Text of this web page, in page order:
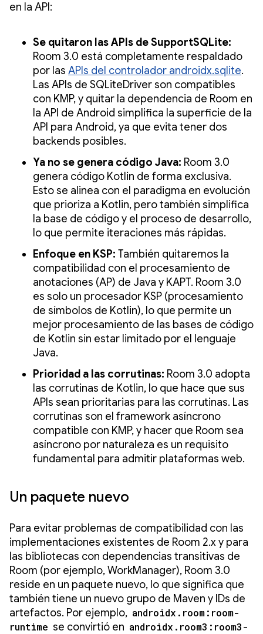
en la API:
Se quitaron las APIs de SupportSQLite:
Room 3.0 está completamente respaldado
por las APIs del controlador androidx.sqlite.
Las APIs de SQLiteDriver son compatibles
con KMP, y quitar la dependencia de Room en
la API de Android simplifica la superficie de la
API para Android, ya que evita tener dos
backends posibles.
Ya no se genera código Java: Room 3.0
genera código Kotlin de forma exclusiva.
Esto se alinea con el paradigma en evolución
que prioriza a Kotlin, pero también simplifica
la base de código y el proceso de desarrollo,
lo que permite iteraciones más rápidas.
Enfoque en KSP: También quitaremos la
compatibilidad con el procesamiento de
anotaciones (AP) de Java y KAPT. Room 3.0
es solo un procesador KSP (procesamiento
de símbolos de Kotlin), lo que permite un
mejor procesamiento de las bases de código
de Kotlin sin estar limitado por el lenguaje
Java.
Prioridad a las corrutinas: Room 3.0 adopta
las corrutinas de Kotlin, lo que hace que sus
APIs sean prioritarias para las corrutinas. Las
corrutinas son el framework asíncrono
compatible con KMP, y hacer que Room sea
asíncrono por naturaleza es un requisito
fundamental para admitir plataformas web.
Un paquete nuevo
Para evitar problemas de compatibilidad con las
implementaciones existentes de Room 2.x y para
las bibliotecas con dependencias transitivas de
Room (por ejemplo, WorkManager), Room 3.0
reside en un paquete nuevo, lo que significa que
también tiene un nuevo grupo de Maven y IDs de
artefactos. Por ejemplo, androidx.room:room-
runtime se convirtió en androidx.room3:room3-